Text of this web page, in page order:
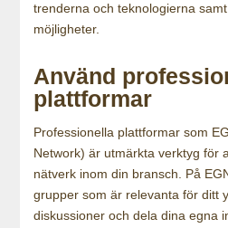
trenderna och teknologierna
möjligheter.
Använd
plattformar
Professionella plattformar som
Network) är utmärkta verktyg för
nätverk inom din bransch. På
grupper som är relevanta för ditt
diskussioner och dela dina egna